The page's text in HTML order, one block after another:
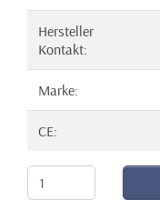
Hersteller
Kontakt:
Marke:
CE: